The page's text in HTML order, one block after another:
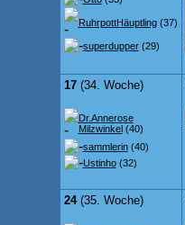
RuhrpottHäuptling(37)
superdupper(29)
17(34. Woche)
Dr.Annerose
Milzwinkel(40)
sammlerin(40)
Ustinho(32)
24(35. Woche)